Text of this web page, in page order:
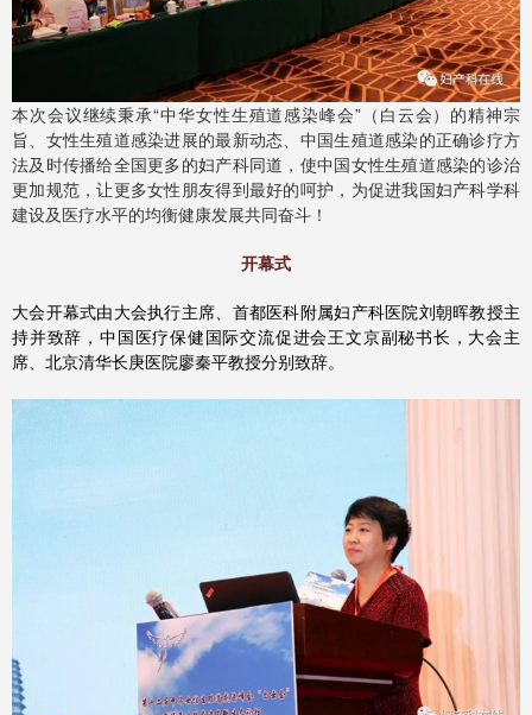
本次会议继续秉承“中华女性生殖道感染峰会”（白云会）的精神宗
旨、女性生殖道感染进展的最新动态、中国生殖道感染的正确诊疗方
法及时传播给全国更多的妇产科同道，使中国女性生殖道感染的诊治
更加规范，让更多女性朋友得到最好的呵护，为促进我国妇产科学科
建设及医疗水平的均衡健康发展共同奋斗！
开幕式
大会开幕式由大会执行主席、首都医科附属妇产科医院刘朝晖教授主
持并致辞，中国医疗保健国际交流促进会王文京副秘书长，大会主
席、北京清华长庚医院廖秦平教授分别致辞。